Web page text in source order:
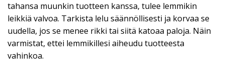
tahansa muunkin tuotteen kanssa, tulee lemmikin
leikkiä valvoa. Tarkista lelu säännöllisesti ja korvaa se
uudella, jos se menee rikki tai siitä katoaa paloja. Näin
varmistat, ettei lemmikillesi aiheudu tuotteesta
vahinkoa.